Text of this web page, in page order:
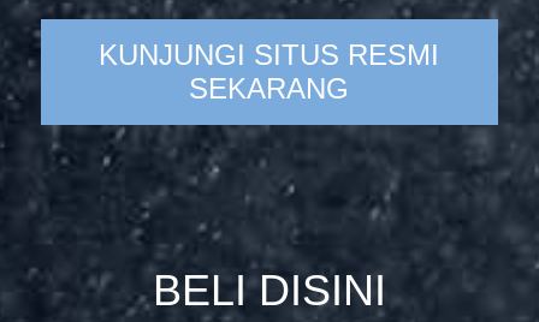
KUNJUNGI SITUS RESMI
SEKARANG
BELI DISINI